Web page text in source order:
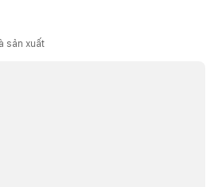
sản xuất